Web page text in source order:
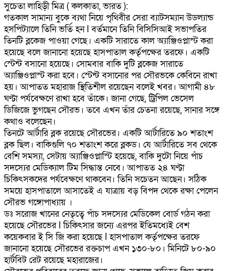
সুচেতা লাহিড়ী মিত্র ( কলকাতা, ভারত ):
গতকাল সামান্য বুকে ব্যথা নিয়ে পৃথিবীর সেরা ব্যাটসম্যান উডল্যান্ড
হসপিট্যালে তিনি ভর্তি হন l বর্তমানে তিনি বিসিসিআই সভাপতির
তিনটি ব্লকেজ পাওয়া গেছে। একটি সারাতে কাল অ্যাঞ্জিওপ্লাস্ট করা
হয়েছে বলে জানানো হয়েছে হাসপাতাল কর্তৃপক্ষের তরফে। একটি
স্টেন্ট বসানো হয়েছে। সোমবার বাকি দুটি ব্লকেজ সারাতে
অ্যাঞ্জিওপ্লাস্ট করা হবে। স্টেন্ট বসানোর পর সৌরভকে কেবিনে রাখা
হয়। আপাতত মহারাজ স্থিতিশীল রয়েছেন বলেই খবর। আগামী ৪৮
ঘণ্টা পর্যবেক্ষণে রাখা হবে তাঁকে। জানা গেছে, ট্রিপিল ভেসেল
ডিজিজে ভুগছেন সৌরভ। তবে এখন তাঁর চেতনা রয়েছে, সানার সঙ্গে
কথাও বলেছেন।
তিনটে আর্টারি ব্লক রয়েছে সৌরভের। একটি আর্টারিতে ৯০ শতাংশ
ব্লক ছিল। বাকিগুলি ৭০ শতাংশ করে ব্লকড। যে আর্টারিতে সব থেকে
বেশি সমস্যা, সেটায় অ্যাঞ্জিওপ্লাস্টি হয়েছে, বাকি দুটো নিয়ে পাঁচ
সদস্যের মেডিক্যাল টিম সিদ্ধান্ত নেবে। আপাতত ২৪ ঘণ্টা
চিকিৎসকদের পর্যবেক্ষণে থাকবেন। তিনি সচেতন আছেন। সঠিক
সময়ে হাসপাতালে আসাতেই এ যাত্রায় বড় বিপদ থেকে রক্ষা পেলেন
সৌরভ গঙ্গোপাধ্যায় ।
ডঃ সরোজ খানের নেতৃত্বে পাঁচ সদস্যের মেডিকেল বোর্ড গঠন করা
হয়েছে সৌরভের l চিকিৎসার জন্যে এরপর ইতিমধ্যেই বেশ
কয়েকবার ই সি জি করা হয়েছে l হাসপাতাল কর্তৃপক্ষের তরফে
জানানো হয়েছে সৌরভের রক্তচাপ এখন ১৩০-৮০। মিনিটে ৮০-৯০
হার্টবিট রেট রয়েছে মহারাজের।